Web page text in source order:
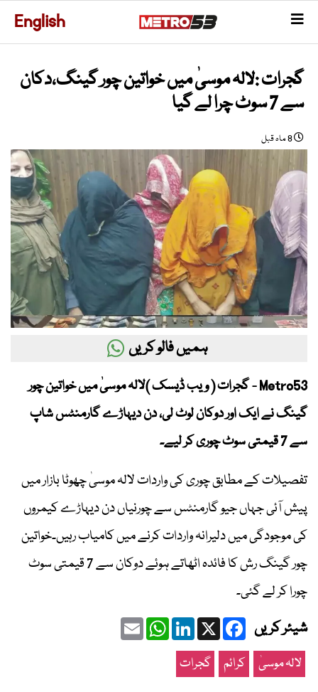
English
گجرات :لالہ موسیٰ میں خواتین چور گینگ،دکان
سے 7 سوٹ چرا لے گیا
8 ماہ قبل
ہمیں فالو کریں
Metro53 - گجرات ( ویب ڈیسک )لالہ موسیٰ میں خواتین چور
گینگ نے ایک اور دوکان لوٹ لی، دن دیہاڑے گارمنٹس شاپ
سے 7 قیمتی سوٹ چوری کر لیے۔
تفصیلات کے مطابق چوری کی واردات لالہ موسیٰ چھوٹا بازار میں
پیش آئی جہاں جیو گارمنٹس سے چورنیاں دن دیہاڑے کیمروں
کی موجودگی میں دلیرانہ واردات کرنے میں کامیاب رہیں۔خواتین
چور گینگ رش کا فائدہ اٹھاتے ہوئے دوکان سے 7 قیمتی سوٹ
چورا کر لے گئی۔
شیئر کریں Facebook
X
LinkedIn
WhatsApp
Email
لالہ موسیٰ کرائم گجرات